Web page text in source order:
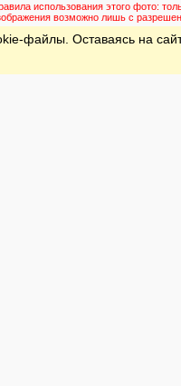
использования этого фото:
возможно лишь с
файлы. Оставаясь на